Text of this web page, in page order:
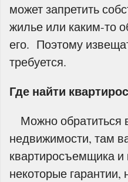
может запретить
жилье или каким-то
его. Поэтому
требуется.
Где найти
Можно обратиться
недвижимости, там
квартиросъемщика и
некоторые гарантии,